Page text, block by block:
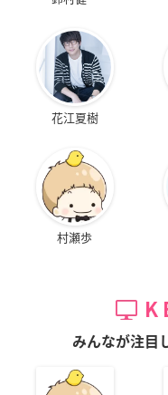
花江夏樹
村瀬歩
みんなが注目